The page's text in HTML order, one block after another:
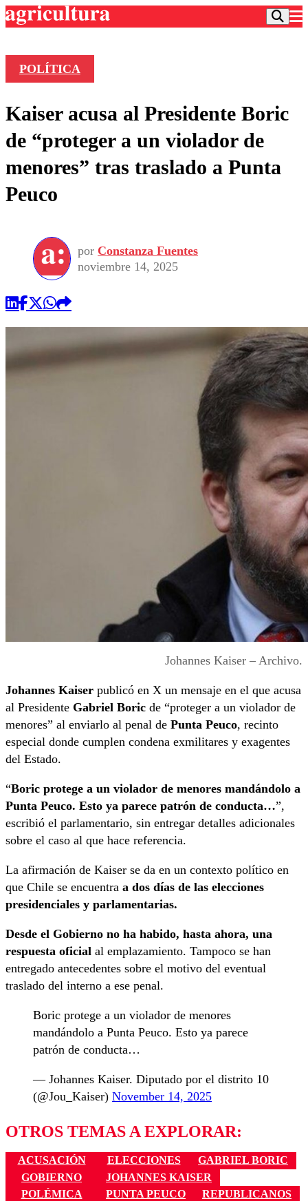
Frecuencias
Agricultura TV
Deportes
Colo Colo
Torneo Internacional
Torneo Nacional
Entretención
Internacional
Nacional
Programas
Comercial
POLÍTICA
Kaiser acusa al Presidente Boric
de “proteger a un violador de
menores” tras traslado a Punta
Peuco
por Constanza Fuentes
noviembre 14, 2025
Johannes Kaiser – Archivo.
Johannes Kaiser publicó en X un mensaje en el que acusa
al Presidente Gabriel Boric de “proteger a un violador de
menores” al enviarlo al penal de Punta Peuco, recinto
especial donde cumplen condena exmilitares y exagentes
del Estado.
“Boric protege a un violador de menores mandándolo a
Punta Peuco. Esto ya parece patrón de conducta…”,
escribió el parlamentario, sin entregar detalles adicionales
sobre el caso al que hace referencia.
La afirmación de Kaiser se da en un contexto político en
que Chile se encuentra a dos días de las elecciones
presidenciales y parlamentarias.
Desde el Gobierno no ha habido, hasta ahora, una
respuesta oficial al emplazamiento. Tampoco se han
entregado antecedentes sobre el motivo del eventual
traslado del interno a ese penal.
Boric protege a un violador de menores
mandándolo a Punta Peuco. Esto ya parece
patrón de conducta…
— Johannes Kaiser. Diputado por el distrito 10
(@Jou_Kaiser) November 14, 2025
OTROS TEMAS A EXPLORAR:
ACUSACIÓN ELECCIONES
GABRIEL BORIC
GOBIERNO
JOHANNES KAISER
POLÉMICA
PUNTA PEUCO
REPUBLICANOS